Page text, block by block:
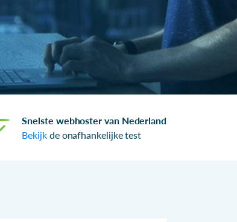
Snelste webhoster van Nederland
Bekijkde onafhankelijke test